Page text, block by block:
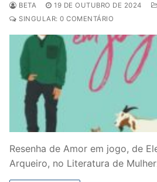
BETA 19 DE OUTUBRO DE 2024
SINGULAR: 0 COMENTÁRIO
Resenha de Amor em jogo, de
Arqueiro, no Literatura de